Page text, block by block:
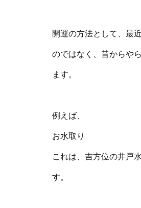
開運の方法として、最
のではなく、昔からや
ます。
例えば、
お水取り
これは、吉方位の井戸
す。